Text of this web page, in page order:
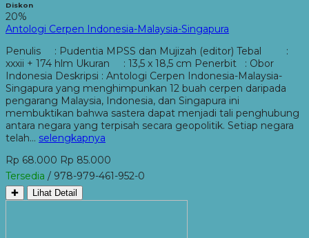
Diskon
20%
Antologi Cerpen Indonesia-Malaysia-Singapura
Penulis : Pudentia MPSS dan Mujizah (editor) Tebal :
xxxii + 174 hlm Ukuran : 13,5 x 18,5 cm Penerbit : Obor
Indonesia Deskripsi : Antologi Cerpen Indonesia-Malaysia-
Singapura yang menghimpunkan 12 buah cerpen daripada
pengarang Malaysia, Indonesia, dan Singapura ini
membuktikan bahwa sastera dapat menjadi tali penghubung
antara negara yang terpisah secara geopolitik. Setiap negara
telah… selengkapnya
Rp 68.000 Rp 85.000
Tersedia / 978-979-461-952-0
✚ Lihat Detail